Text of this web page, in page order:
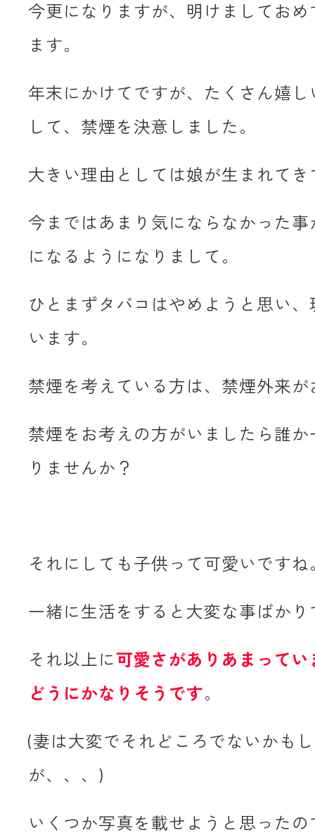
今更になりますが、明けましてお
ます。
年末にかけてですが、たくさん嬉
して、禁煙を決意しました。
大きい理由としては娘が生まれて
今まではあまり気にならなかった
になるようになりまして。
ひとまずタバコはやめようと思い
います。
禁煙を考えている方は、禁煙外来
禁煙をお考えの方がいましたら誰
りませんか？
それにしても子供って可愛いですね
一緒に生活をすると大変な事ばかり
それ以上に可愛さがありあまって
どうにかなりそうです。
(妻は大変でそれどころでないかも
が、、、)
いくつか写真を載せようと思った